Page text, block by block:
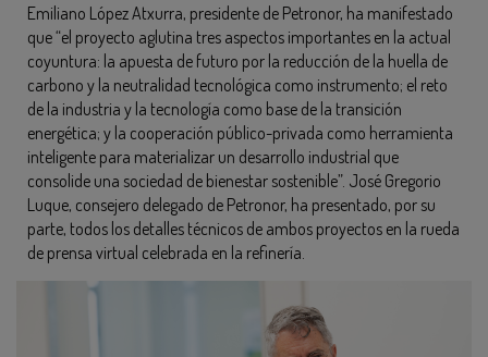
Emiliano López Atxurra, presidente de Petronor, ha manifestado
que “el proyecto aglutina tres aspectos importantes en la actual
coyuntura: la apuesta de futuro por la reducción de la huella de
carbono y la neutralidad tecnológica como instrumento; el reto
de la industria y la tecnología como base de la transición
energética; y la cooperación público-privada como herramienta
inteligente para materializar un desarrollo industrial que
consolide una sociedad de bienestar sostenible”. José Gregorio
Luque, consejero delegado de Petronor, ha presentado, por su
parte, todos los detalles técnicos de ambos proyectos en la rueda
de prensa virtual celebrada en la refinería.